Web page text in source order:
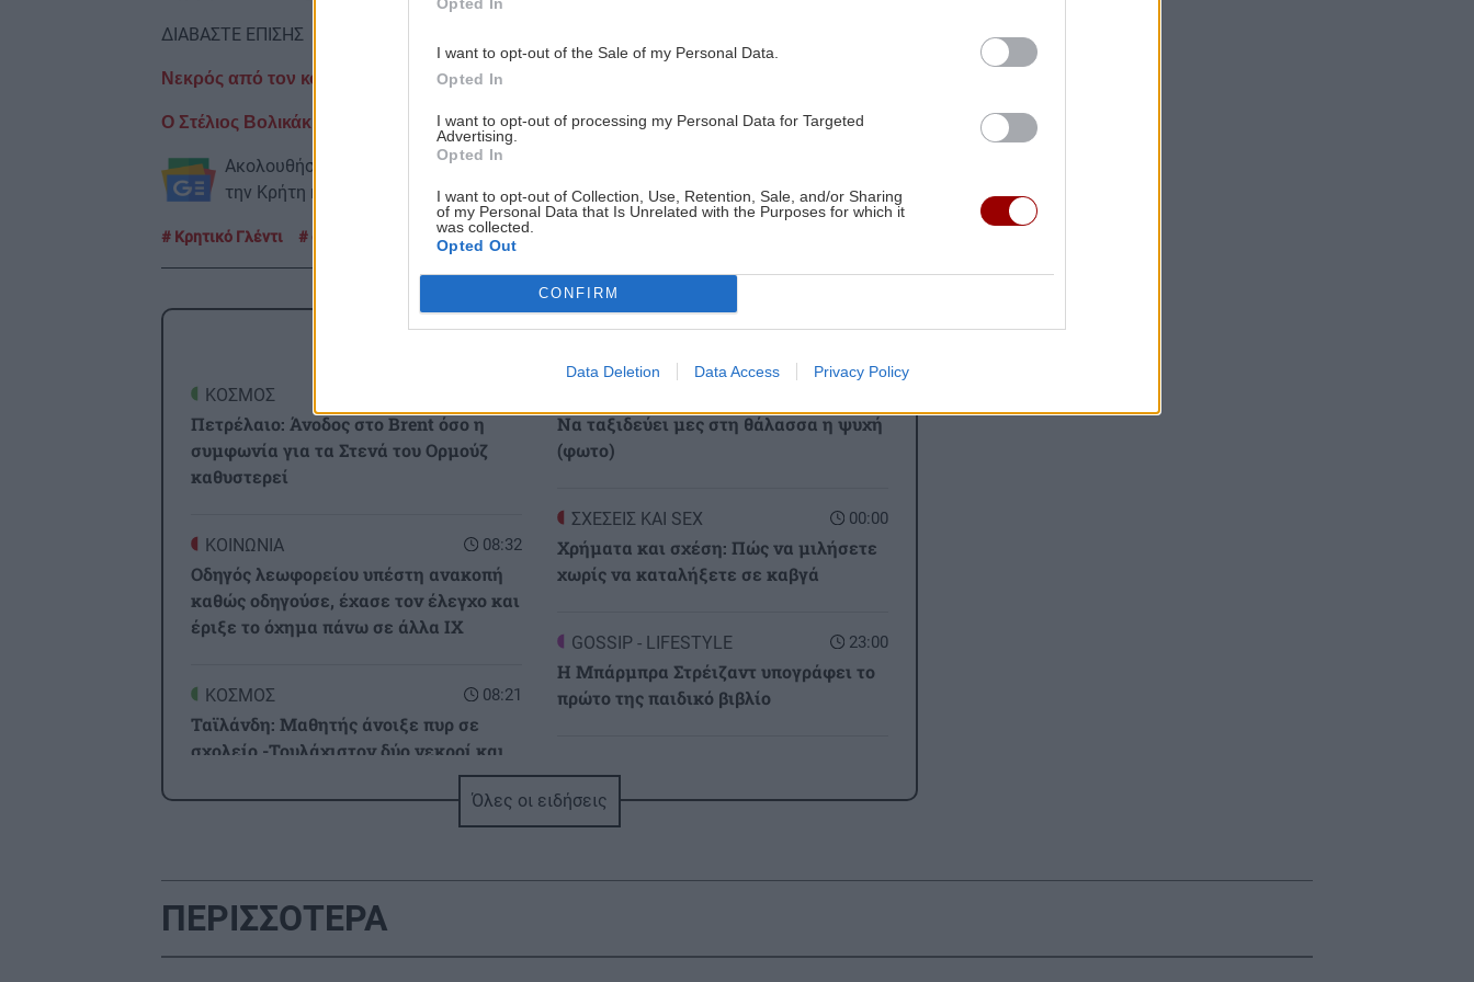
I want to opt-out of the Sale of my Personal Data.
Opted In
I want to opt-out of processing my Personal Data for Targeted
Advertising.
Opted In
I want to opt-out of Collection, Use, Retention, Sale, and/or Sharing
of my Personal Data that Is Unrelated with the Purposes for which it
was collected.
Opted Out
CONFIRM
Data Deletion Data Access Privacy Policy
ΔΙΑΒΑΣΤΕ ΕΠΙΣΗΣ
Νεκρός από τον κορωνοϊό ο ομογενής Ανδρέας Κουτσουδάκης
Ο Στέλιος Βολικάκης, είναι ο δεύτερος ομογενής που πέθανε από τον κορωνοϊό
Ακολουθήστε το ekriti.gr στοGoogle News
την Κρήτη και όχι μόνο.
Κρητικό Γλέντι στάτεν άιλαντ Κρητικοί Κορωνοϊός
ΡΟΗ ΕΙΔΗΣΕΩΝ
ΚΟΣΜΟΣ
Πετρέλαιο: Άνοδος στο Brent όσο η
συμφωνία για τα Στενά του Ορμούζ
καθυστερεί
08:32
ΚΟΙΝΩΝΙΑ
Οδηγός λεωφορείου υπέστη ανακοπή
καθώς οδηγούσε, έχασε τον έλεγχο και
έριξε το όχημα πάνω σε άλλα ΙΧ
08:21
ΚΟΣΜΟΣ
Ταϊλάνδη: Μαθητής άνοιξε πυρ σε
σχολείο -Τουλάχιστον δύο νεκροί και
Προφυλακίστηκαν ο δήμαρχος
Στυλίδας και δύο ακόμα
κατηγορούμενοι
Να ταξιδεύει μες στη θάλασσα η ψυχή
(φωτο)
00:00
ΣΧΕΣΕΙΣ ΚΑΙ SEX
Χρήματα και σχέση: Πώς να μιλήσετε
χωρίς να καταλήξετε σε καβγά
23:00
GOSSIP - LIFESTYLE
Η Μπάρμπρα Στρέιζαντ υπογράφει το
πρώτο της παιδικό βιβλίο
Europa League: Η Άντερλεχτ νίκησε 1-0
τον ΠΑΟΚ στην Τούμπα κι όλα θα
Όλες οι ειδήσεις
ΠΕΡΙΣΣΟΤΕΡΑ